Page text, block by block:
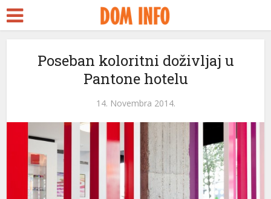
Poseban koloritni doživljaj u
Pantone hotelu
14. Novembra 2014.